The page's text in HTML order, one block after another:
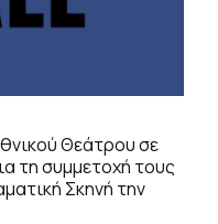
Θεάτρου σε
τη συμμετοχή τους
Σκηνή την